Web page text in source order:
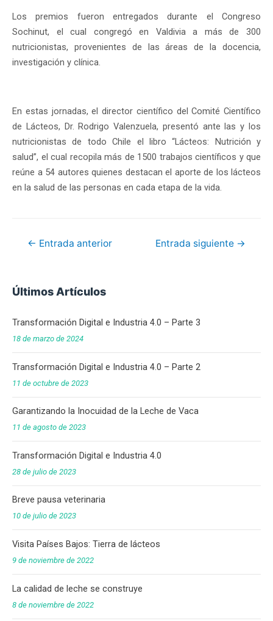
Los premios fueron entregados durante el Congreso
Sochinut, el cual congregó en Valdivia a más de 300
nutricionistas, provenientes de las áreas de la docencia,
investigación y clínica.
En estas jornadas, el director científico del Comité Científico
de Lácteos, Dr. Rodrigo Valenzuela, presentó ante las y los
nutricionistas de todo Chile el libro “Lácteos: Nutrición y
salud”, el cual recopila más de 1500 trabajos científicos y que
reúne a 54 autores quienes destacan el aporte de los lácteos
en la salud de las personas en cada etapa de la vida.
← Entrada anterior Entrada siguiente →
Últimos Artículos
Transformación Digital e Industria 4.0 – Parte 3
18 de marzo de 2024
Transformación Digital e Industria 4.0 – Parte 2
11 de octubre de 2023
Garantizando la Inocuidad de la Leche de Vaca
11 de agosto de 2023
Transformación Digital e Industria 4.0
28 de julio de 2023
Breve pausa veterinaria
10 de julio de 2023
Visita Países Bajos: Tierra de lácteos
9 de noviembre de 2022
La calidad de leche se construye
8 de noviembre de 2022